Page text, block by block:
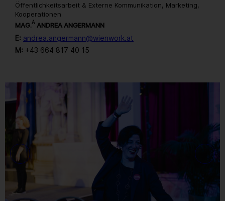
Öffentlichkeitsarbeit & Externe Kommunikation, Marketing,
Kooperationen
MAG.A ANDREA ANGERMANN
E: andrea.angermann@wienwork.at
M: +43 664 817 40 15
/ 259